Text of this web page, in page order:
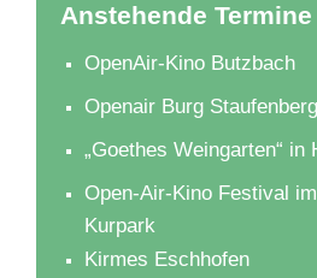
Anstehende Termine
OpenAir-Kino Butzbach
Openair Burg Staufenberg
„Goethes Weingarten“ in
Open-Air-Kino Festival
Kurpark
Kirmes Eschhofen